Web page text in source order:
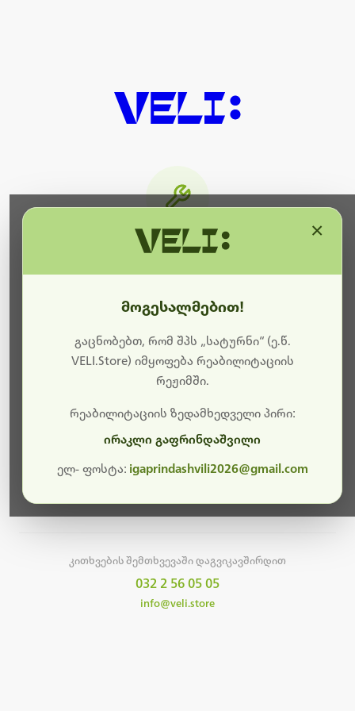
ბოდიშს გიხდით შეფერხებისთვის. ამჟამად
მიმდინარეობს საიტის განახლება და ტექნიკური
სამუშაოები.
მალე ისევ ხელმისაწვდომი იქნება. გმადლობთ
კითხვების შემთხვევაში დაგვიკავშირდით
032 2 56 05 05
info@veli.store
მოგესალმებით!
გაცნობებთ, რომ შპს „სატურნი“ (ე.წ.
VELI.Store) იმყოფება რეაბილიტაციის
რეჟიმში.
რეაბილიტაციის ზედამხედველი პირი:
ირაკლი გაფრინდაშვილი
ელ- ფოსტა: igaprindashvili2026@gmail.com
×